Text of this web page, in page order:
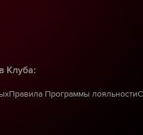
Клуба:
Правила Программы лояльности